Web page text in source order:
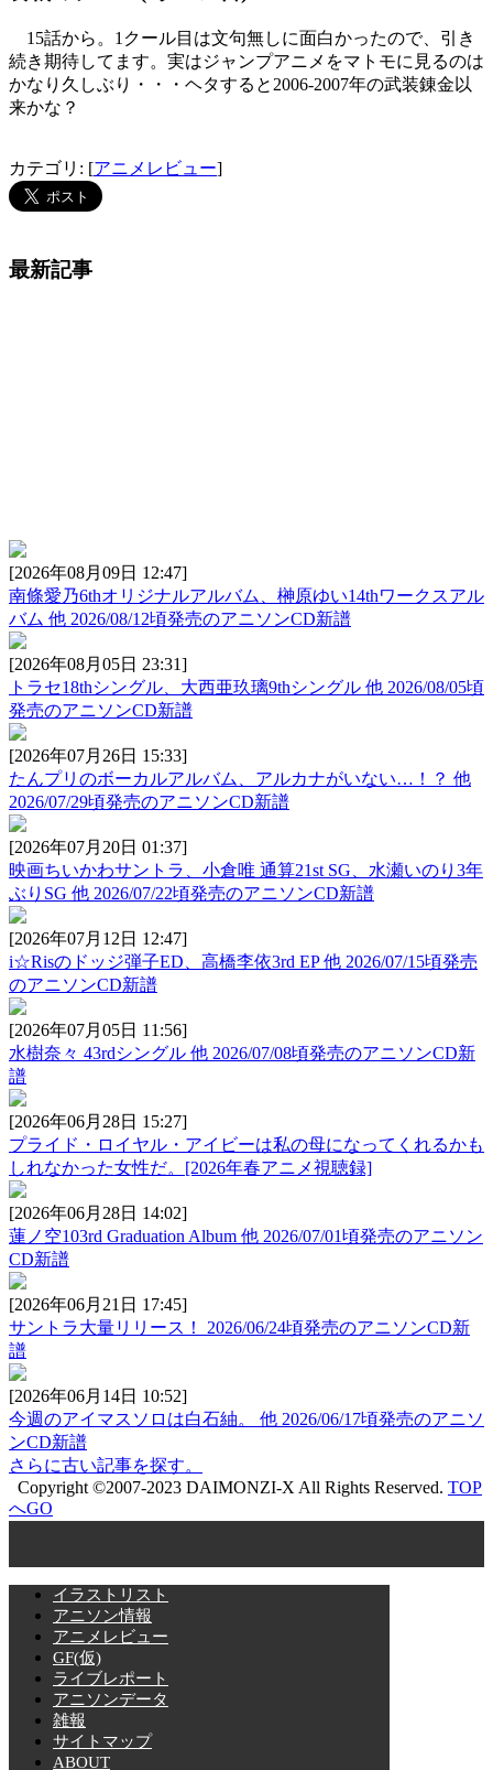
15話から。1クール目は文句無しに面白かったので、引き
続き期待してます。実はジャンプアニメをマトモに見るのは
かなり久しぶり・・・ヘタすると2006-2007年の武装錬金以
来かな？
カテゴリ: [アニメレビュー]
最新記事
[2026年08月09日 12:47]
南條愛乃6thオリジナルアルバム、榊原ゆい14thワークスアル
バム 他 2026/08/12頃発売のアニソンCD新譜
[2026年08月05日 23:31]
トラセ18thシングル、大西亜玖璃9thシングル 他 2026/08/05頃
発売のアニソンCD新譜
[2026年07月26日 15:33]
たんプリのボーカルアルバム、アルカナがいない…！？ 他
2026/07/29頃発売のアニソンCD新譜
[2026年07月20日 01:37]
映画ちいかわサントラ、小倉唯 通算21st SG、水瀬いのり3年
ぶりSG 他 2026/07/22頃発売のアニソンCD新譜
[2026年07月12日 12:47]
i☆Risのドッジ弾子ED、高橋李依3rd EP 他 2026/07/15頃発売
のアニソンCD新譜
[2026年07月05日 11:56]
水樹奈々 43rdシングル 他 2026/07/08頃発売のアニソンCD新
譜
[2026年06月28日 15:27]
プライド・ロイヤル・アイビーは私の母になってくれるかも
しれなかった女性だ。[2026年春アニメ視聴録]
[2026年06月28日 14:02]
蓮ノ空103rd Graduation Album 他 2026/07/01頃発売のアニソン
CD新譜
[2026年06月21日 17:45]
サントラ大量リリース！ 2026/06/24頃発売のアニソンCD新
譜
[2026年06月14日 10:52]
今週のアイマスソロは白石紬。 他 2026/06/17頃発売のアニソ
ンCD新譜
さらに古い記事を探す。
Copyright ©2007-2023 DAIMONZI-X All Rights Reserved. TOP
へGO
イラストリスト
アニソン情報
アニメレビュー
GF(仮)
ライブレポート
アニソンデータ
雑報
サイトマップ
ABOUT